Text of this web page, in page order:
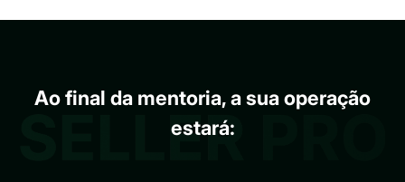
Ao final da mentoria, a sua operação
estará: